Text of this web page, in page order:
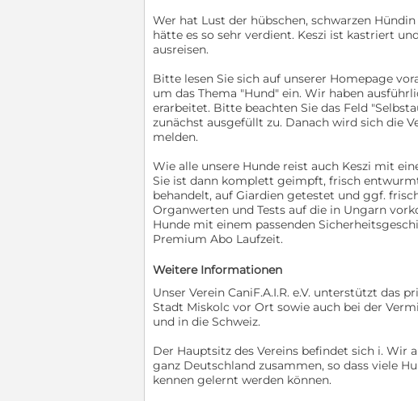
Wer hat Lust der hübschen, schwarzen
hätte es so sehr verdient. Keszi ist kastriert
ausreisen.
Bitte lesen Sie sich auf unserer Homepage
um das Thema "Hund" ein. Wir haben
erarbeitet. Bitte beachten Sie das Feld
zunächst ausgefüllt zu. Danach wird sich die
melden.
Wie alle unsere Hunde reist auch Keszi mit
Sie ist dann komplett geimpft, frisch
behandelt, auf Giardien getestet und ggf.
Organwerten und Tests auf die in Ungarn
Hunde mit einem passenden
Premium Abo Laufzeit.
Weitere Informationen
Unser Verein CaniF.A.I.R. e.V. unterstützt das
Stadt Miskolc vor Ort sowie auch bei der
und in die Schweiz.
Der Hauptsitz des Vereins befindet sich i.
ganz Deutschland zusammen, so dass viele
kennen gelernt werden können.